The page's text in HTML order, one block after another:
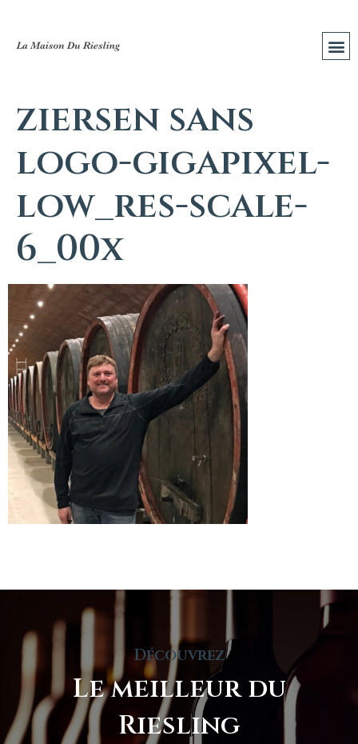
ziersen sans
logo-gigapixel-
low_res-scale-
6_00x
Découvrez
Le meilleur du
Riesling